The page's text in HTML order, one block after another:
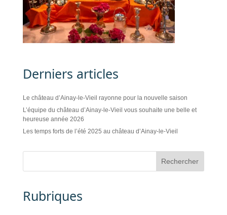
Derniers articles
Le château d’Ainay-le-Vieil rayonne pour la nouvelle saison
L’équipe du château d’Ainay-le-Vieil vous souhaite une belle et
heureuse année 2026
Les temps forts de l’été 2025 au château d’Ainay-le-Vieil
Rubriques